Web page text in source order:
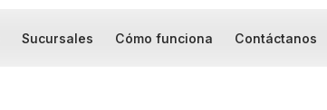
Sucursales Cómo funciona Contáctanos